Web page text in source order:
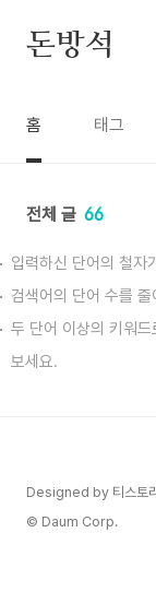
돈방석
홈 태그
전체 글 66
입력하신 단어의 철자
검색어의 단어 수를
두 단어 이상의 키워
보세요.
Designed by 티스토리
© Daum Corp.